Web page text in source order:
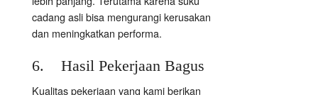
cadang asli bisa mengurangi kerusakan
dan meningkatkan performa.
6. Hasil Pekerjaan Bagus
Kualitas pekerjaan yang kami berikan